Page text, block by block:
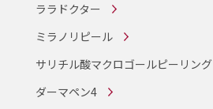
ララドクター
ミラノリピール
サリチル酸マクロゴールピーリング
ダーマペン4